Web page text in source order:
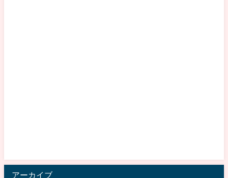
アーカイブ